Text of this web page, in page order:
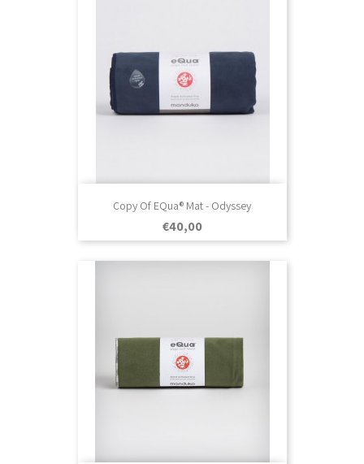
Copy Of EQua® Mat - Odyssey
Prezo
€40,00